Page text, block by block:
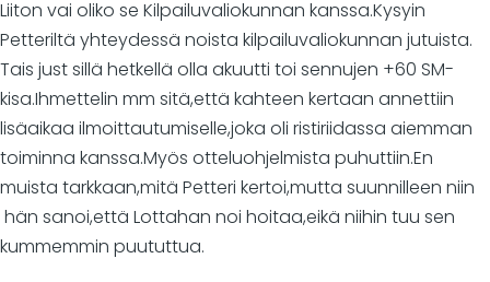
Liiton vai oliko se Kilpailuvaliokunnan kanssa.Kysyin
Petteriltä yhteydessä noista kilpailuvaliokunnan jutuista.
Tais just sillä hetkellä olla akuutti toi sennujen +60 SM-
kisa.Ihmettelin mm sitä,että kahteen kertaan annettiin
lisäaikaa ilmoittautumiselle,joka oli ristiriidassa aiemman
toiminna kanssa.Myös otteluohjelmista puhuttiin.En
muista tarkkaan,mitä Petteri kertoi,mutta suunnilleen niin
hän sanoi,että Lottahan noi hoitaa,eikä niihin tuu sen
kummemmin puututtua.